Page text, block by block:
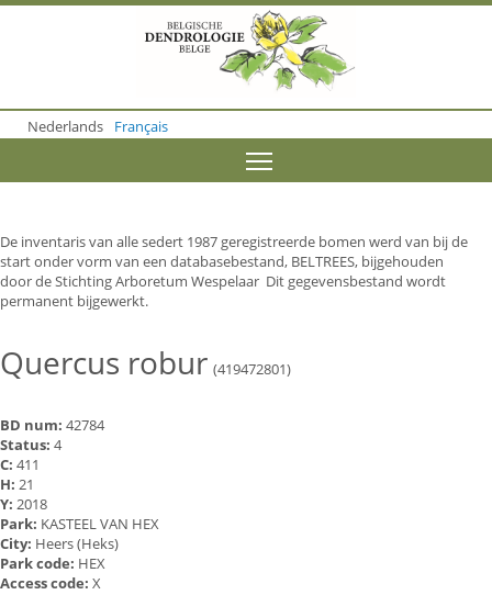
o
m
o
n
t
e
n
Nederlands Français
De inventaris van alle sedert 1987 geregistreerde bomen werd van bij de
start onder vorm van een databasebestand, BELTREES, bijgehouden
door de Stichting Arboretum Wespelaar Dit gegevensbestand wordt
permanent bijgewerkt.
Quercus robur (419472801)
BD num: 42784
Status: 4
C: 411
H: 21
Y: 2018
Park: KASTEEL VAN HEX
City: Heers (Heks)
Park code: HEX
Access code: X